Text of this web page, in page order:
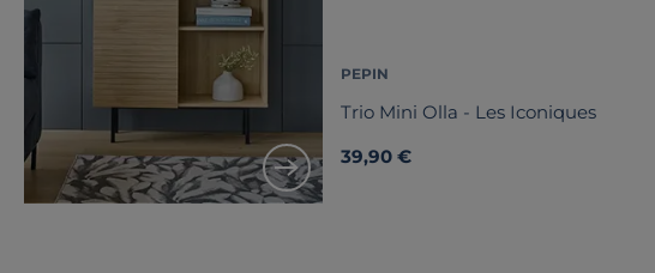
PEPIN
Trio Mini Olla - Les Iconiques
39,90 €